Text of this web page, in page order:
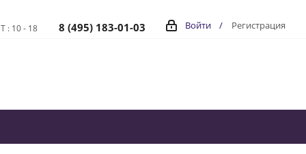
Войти / Регистрация
: 10 - 18 8 (495) 183-01-03